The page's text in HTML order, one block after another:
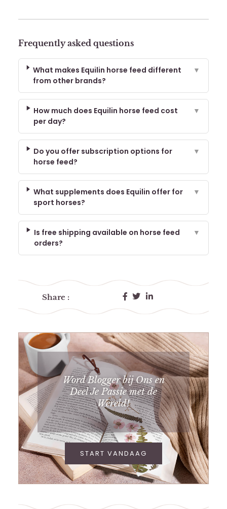
Frequently asked questions
What makes Equilin horse feed different
from other brands?
▼
How much does Equilin horse feed cost
per day?
▼
Do you offer subscription options for
horse feed?
▼
What supplements does Equilin offer for
sport horses?
▼
Is free shipping available on horse feed
orders?
▼
Share :
Word Blogger bij Ons en
Deel Je Passie met de
Wereld!
START VANDAAG